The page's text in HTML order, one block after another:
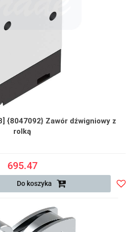
{8047092} Zawór dźwigniowy z
rolką
695.47
Do koszyka